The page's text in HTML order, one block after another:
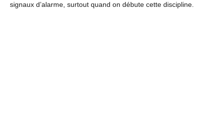
signaux d’alarme, surtout quand on débute cette discipline.